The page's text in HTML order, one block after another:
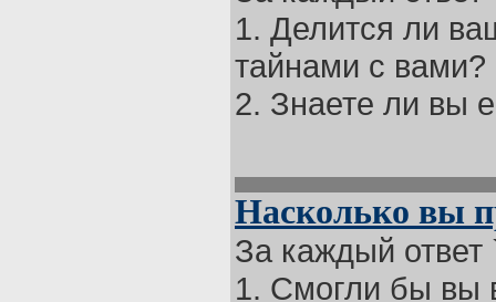
1. Делится ли
тайнами с вами?
2. Знаете ли вы
Насколько вы
За каждый ответ
1. Смогли бы вы